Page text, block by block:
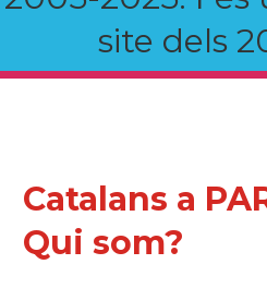
site dels
Catalans a
Qui som?